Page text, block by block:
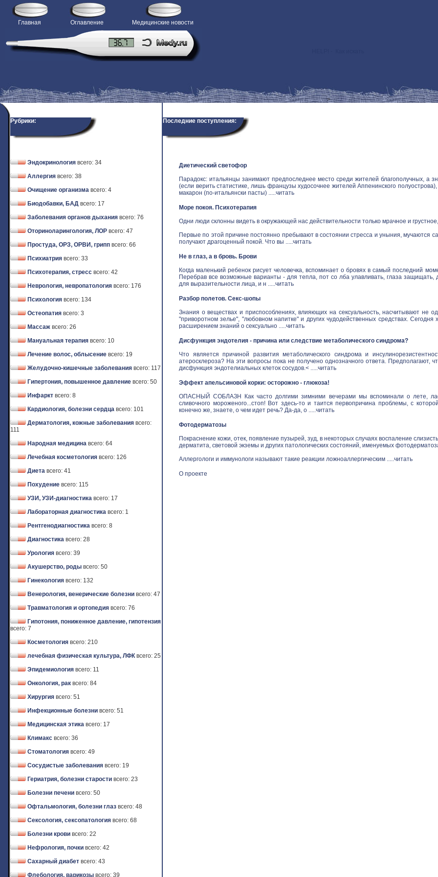
Главная Оглавление Медицинские новости
>
Рубрики:
Эндокринология всего: 34
Аллергия всего: 38
Очищение организма всего: 4
Биодобавки, БАД всего: 17
Заболевания органов дыхания всего: 76
Оториноларингология, ЛОР всего: 47
Простуда, ОРЗ, ОРВИ, грипп всего: 66
Психиатрия всего: 33
Психотерапия, стресс всего: 42
Неврология, невропатология всего: 176
Психология всего: 134
Остеопатия всего: 3
Массаж всего: 26
Мануальная терапия всего: 10
Лечение волос, облысение всего: 19
Желудочно-кишечные заболевания всего: 117
Гипертония, повышенное давление всего: 50
Инфаркт всего: 8
Кардиология, болезни сердца всего: 101
Дерматология, кожные заболевания всего:
111
Народная медицина всего: 64
Лечебная косметология всего: 126
Диета всего: 41
Похудение всего: 115
УЗИ, УЗИ-диагностика всего: 17
Лабораторная диагностика всего: 1
Рентгенодиагностика всего: 8
Диагностика всего: 28
Урология всего: 39
Акушерство, роды всего: 50
Гинекология всего: 132
Венерология, венерические болезни всего: 47
Травматология и ортопедия всего: 76
Гипотония, пониженное давление, гипотензия
всего: 7
Косметология всего: 210
лечебная физическая культура, ЛФК всего: 25
Эпидемиология всего: 11
Онкология, рак всего: 84
Хирургия всего: 51
Инфекционные болезни всего: 51
Медицинская этика всего: 17
Климакс всего: 36
Стоматология всего: 49
Сосудистые заболевания всего: 19
Гериатрия, болезни старости всего: 23
Болезни печени всего: 50
Офтальмология, болезни глаз всего: 48
Сексология, сексопатология всего: 68
Болезни крови всего: 22
Нефрология, почки всего: 42
Сахарный диабет всего: 43
Флебология, варикозы всего: 39
Последние поступления:
Диетический светофор
Парадокс: итальянцы занимают предпоследнее место среди жителей благополучных, а
(если верить статистике, лишь французы худосочнее жителей Аппенинского
макарон (по-итальянски пасты) .....читать
Море покоя. Психотерапия
Одни люди склонны видеть в окружающей нас действительности только мрачное и
Первые по этой причине постоянно пребывают в состоянии стресса и уныния, мучаются
получают драгоценный покой. Что вы .....читать
Не в глаз, а в бровь. Брови
Когда маленький ребенок рисует человечка, вспоминает о бровях в самый последний
Перебрав все возможные варианты - для тепла, пот со лба улавливать, глаза
для выразительности лица, и н .....читать
Разбор полетов. Секс-шопы
Знания о веществах и приспособлениях, влияющих на сексуальность, насчитывают не
"приворотном зелье", "любовном напитке" и других чудодейственных средствах.
расширением знаний о сексуально .....читать
Дисфункция эндотелия - причина или следствие метаболического синдрома?
Что является причиной развития метаболического синдрома и
атеросклероза? На эти вопросы пока не получено однозначного ответа.
дисфункция эндотелиальных клеток сосудов.< .....читать
Эффект апельсиновой корки: осторожно - глюкоза!
ОПАСНЫЙ СОБЛАЗН Как часто долгими зимними вечерами мы вспоминали о лете,
сливочного мороженого...стоп! Вот здесь-то и таится первопричина проблемы, с
конечно же, знаете, о чем идет речь? Да-да, о .....читать
Фотодерматозы
Покраснение кожи, отек, появление пузырей, зуд, в некоторых случаях воспаление
дерматита, световой экземы и других патологических состояний, именуемых
Аллергологи и иммунологи называют такие реакции ложноаллергическим .....читать
О проекте